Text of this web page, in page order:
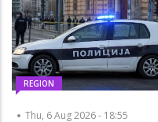
REGION
Thu, 6 Aug 2026 - 18:55